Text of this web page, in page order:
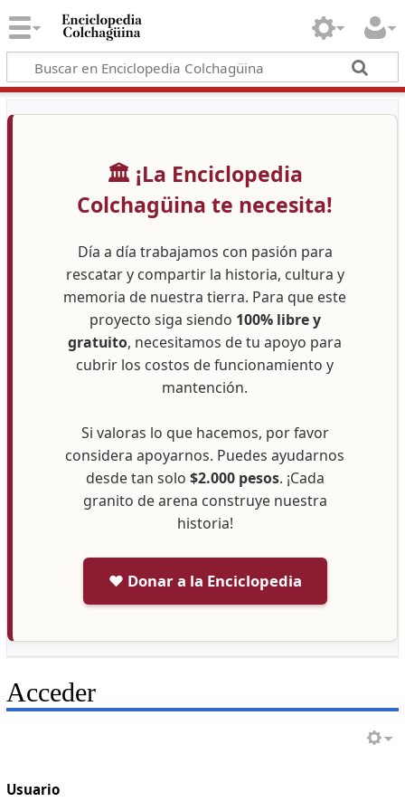
🏛️ ¡La Enciclopedia
Colchagüina te necesita!
Día a día trabajamos con pasión para
rescatar y compartir la historia, cultura y
memoria de nuestra tierra. Para que este
proyecto siga siendo 100% libre y
gratuito, necesitamos de tu apoyo para
cubrir los costos de funcionamiento y
mantención.
Si valoras lo que hacemos, por favor
considera apoyarnos. Puedes ayudarnos
desde tan solo $2.000 pesos. ¡Cada
granito de arena construye nuestra
historia!
❤️ Donar a la Enciclopedia
Acceder
Usuario